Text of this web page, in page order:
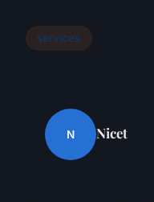
services
N Nicet